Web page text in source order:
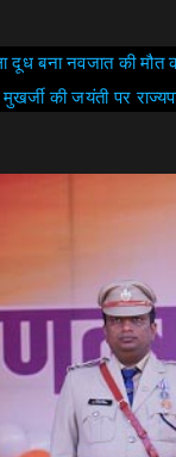
दूध बना नवजात की मौत
मुखर्जी की जयंती पर